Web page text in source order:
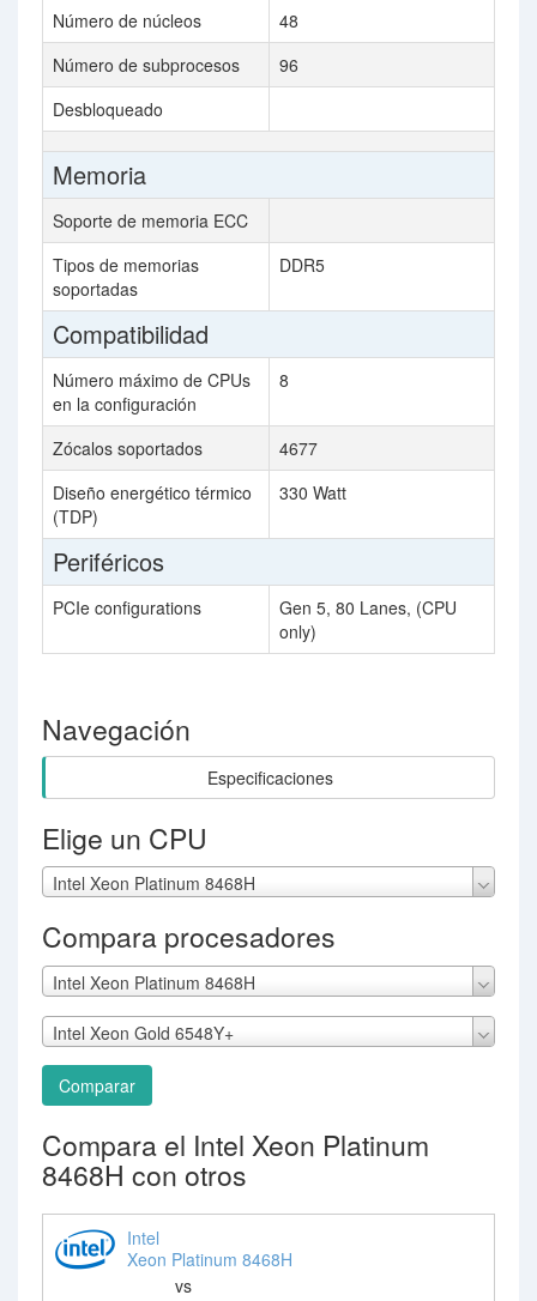
Número de núcleos
48
Número de subprocesos
96
Desbloqueado
Memoria
Soporte de memoria ECC
Tipos de memorias
soportadas
DDR5
Compatibilidad
Número máximo de CPUs
en la configuración
8
Zócalos soportados
4677
Diseño energético térmico
(TDP)
330 Watt
Periféricos
PCIe configurations
Gen 5, 80 Lanes, (CPU
only)
Navegación
Especificaciones
Elige un CPU
Intel Xeon Platinum 8468H
Compara procesadores
Intel Xeon Platinum 8468H
Intel Xeon Gold 6548Y+
Comparar
Compara el Intel Xeon Platinum
8468H con otros
Intel
Xeon Platinum 8468H
vs